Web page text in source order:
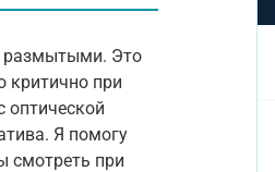
размытыми. Это
критично при
оптической
Я помогу
смотреть при